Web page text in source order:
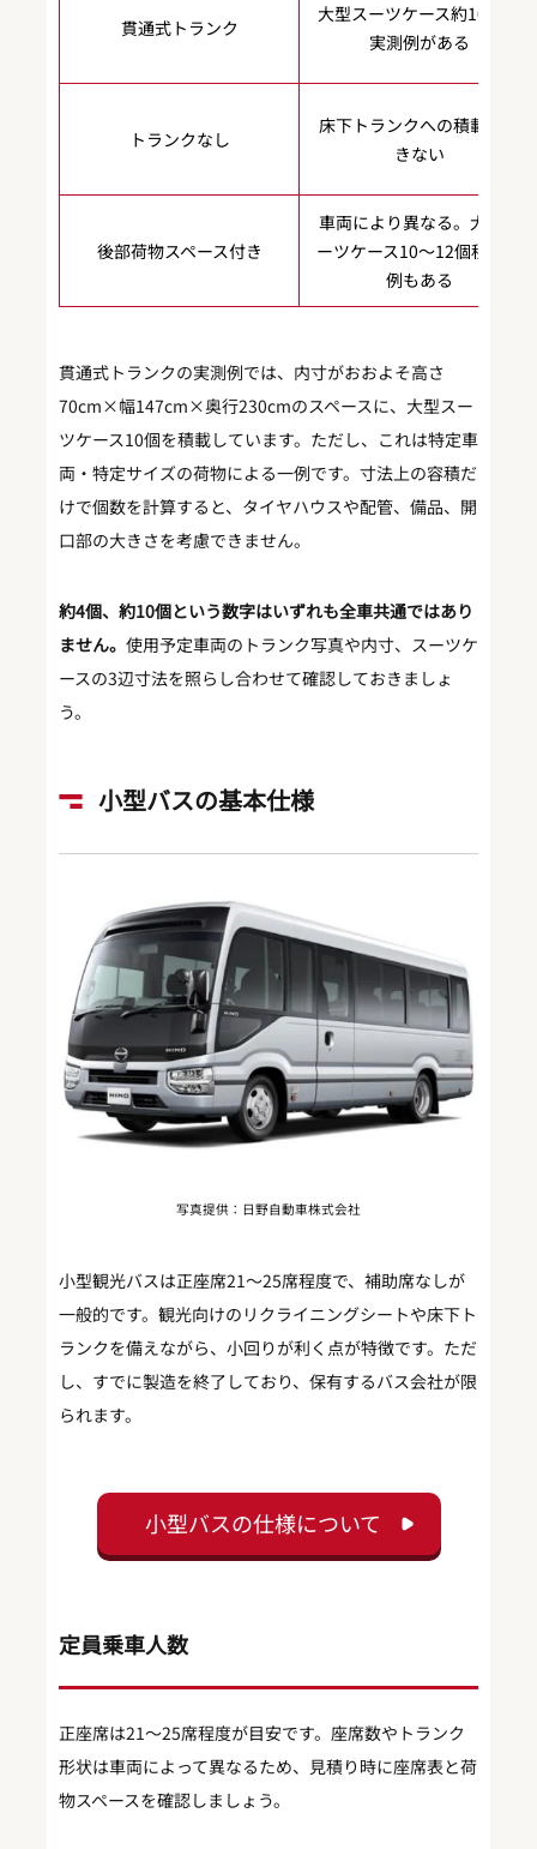
貫通式トランク
大型スーツケース約10個の
実測例がある
トランクなし
床下トランクへの積載はで
きない
後部荷物スペース付き
車両により異なる。大型ス
ーツケース10〜12個程度の
例もある
貫通式トランクの実測例では、内寸がおおよそ高さ
70cm×幅147cm×奥行230cmのスペースに、大型スー
ツケース10個を積載しています。ただし、これは特定車
両・特定サイズの荷物による一例です。寸法上の容積だ
けで個数を計算すると、タイヤハウスや配管、備品、開
口部の大きさを考慮できません。
約4個、約10個という数字はいずれも全車共通ではあり
ません。 使用予定車両のトランク写真や内寸、スーツケ
ースの3辺寸法を照らし合わせて確認しておきましょ
う。
小型バスの基本仕様
写真提供：日野自動車株式会社
小型観光バスは正座席21〜25席程度で、補助席なしが
一般的です。観光向けのリクライニングシートや床下ト
ランクを備えながら、小回りが利く点が特徴です。ただ
し、すでに製造を終了しており、保有するバス会社が限
られます。
小型バスの仕様について
定員乗車人数
正座席は21〜25席程度が目安です。座席数やトランク
形状は車両によって異なるため、見積り時に座席表と荷
物スペースを確認しましょう。